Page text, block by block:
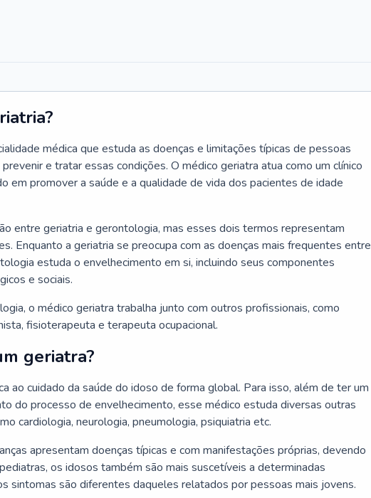
médica que estuda as doenças e limitações típicas de pessoas
e tratar essas condições. O médico geriatra atua como um clínico
em promover a saúde e a qualidade de vida dos pacientes de idade
entre geriatria e gerontologia, mas esses dois termos representam
Enquanto a geriatria se preocupa com as doenças mais frequentes entre
estuda o envelhecimento em si, incluindo seus componentes
e sociais.
o médico geriatra trabalha junto com outros profissionais, como
fisioterapeuta e terapeuta ocupacional.
geriatra?
ao cuidado da saúde do idoso de forma global. Para isso, além de ter um
do processo de envelhecimento, esse médico estuda diversas outras
cardiologia, neurologia, pneumologia, psiquiatria etc.
apresentam doenças típicas e com manifestações próprias, devendo
os idosos também são mais suscetíveis a determinadas
sintomas são diferentes daqueles relatados por pessoas mais jovens.